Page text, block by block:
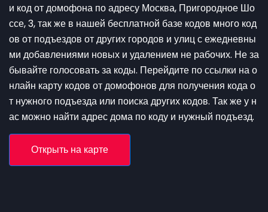
и код от домофона по адресу Москва, Пригородное Шо
ссе, 3, так же в нашей бесплатной базе кодов много код
ов от подъездов от других городов и улиц с ежедневны
ми добавлениями новых и удалением не рабочих. Не за
бывайте голосовать за коды. Перейдите по ссылки на о
нлайн карту кодов от домофонов для получения кода о
т нужного подъезда или поиска других кодов. Так же у н
ас можно найти адрес дома по коду и нужный подъезд.
Открыть на карте